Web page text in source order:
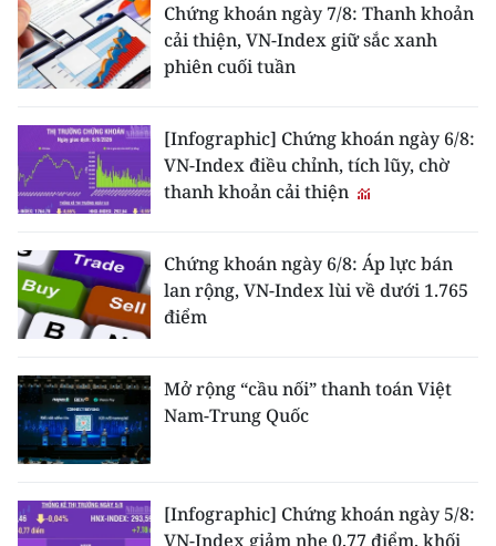
Chứng khoán ngày 7/8: Thanh khoản
cải thiện, VN-Index giữ sắc xanh
phiên cuối tuần
[Infographic] Chứng khoán ngày 6/8:
VN-Index điều chỉnh, tích lũy, chờ
thanh khoản cải thiện
Chứng khoán ngày 6/8: Áp lực bán
lan rộng, VN-Index lùi về dưới 1.765
điểm
Mở rộng “cầu nối” thanh toán Việt
Nam-Trung Quốc
[Infographic] Chứng khoán ngày 5/8:
VN-Index giảm nhẹ 0,77 điểm, khối